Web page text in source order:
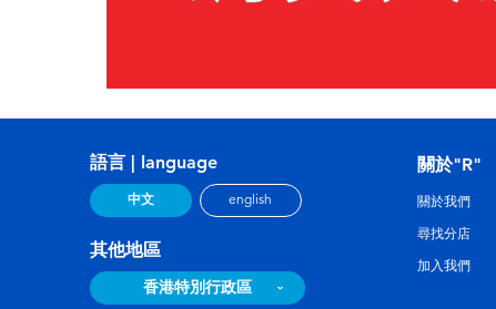
語言 | language
中文 english
其他地區
香港特別行政區
關於"R"
關於我們
尋找分店
加入我們